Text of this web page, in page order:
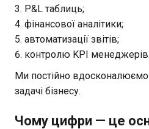
P&L таблиць;
фінансової аналітики;
автоматизації звітів;
контролю KPI менеджерів.
Ми постійно вдосконалюємо
задачі бізнесу.
Чому цифри — це